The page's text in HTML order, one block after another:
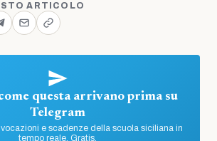
ARTICOLO
questa arrivano prima su
Telegram
e scadenze della scuola siciliana in
tempo reale. Gratis.